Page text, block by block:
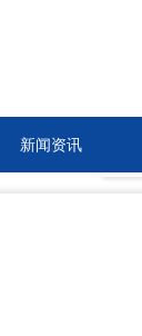
新闻资讯